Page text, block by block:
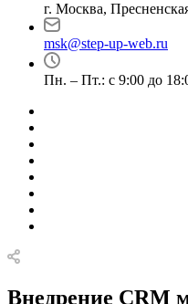
г. Москва,
msk@step-up-web.ru
Пн. – Пт.: с 9:00 до
Внедрение CRM